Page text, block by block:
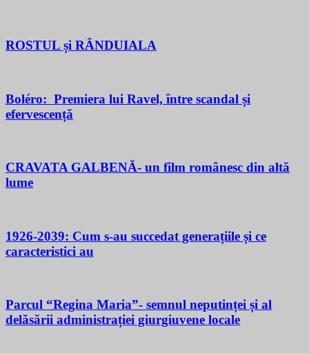
ROSTUL și RÂNDUIALA
Boléro: Premiera lui Ravel, între scandal și
efervescență
CRAVATA GALBENĂ- un film românesc din altă
lume
1926-2039: Cum s-au succedat generațiile și ce
caracteristici au
Parcul “Regina Maria”- semnul neputinței și al
delăsării administrației giurgiuvene locale